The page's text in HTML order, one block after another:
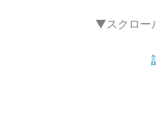
▼スクロー